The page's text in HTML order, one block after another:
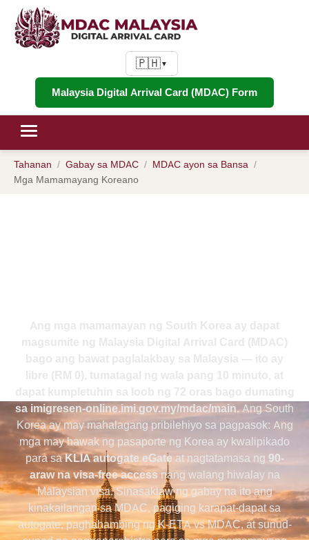
🇵🇭▼
Malaysia Digital Arrival Card (MDAC) Form
Tahanan Gabay sa MDAC
MDAC ayon sa Bansa
Mga Mamamayang Koreano
Malaysia Digital Arrival Card para
sa mga Mamamayang Koreano
sa imigresen-online.imi.gov.my/mdac/main.Ang South
Korea ay may mahalagang pribilehiyo sa pagpasok: Ang
mga may hawak ng pasaporte ng Korea ay kwalipikado
para saKLIA autogate eGate at nagtatamasa ng 90-
araw na visa-free access nang walang hiwalay na
Malaysian visa. Sinasaklaw ng gabay na ito ang
kinakailangan sa MDAC, pagiging karapat-dapat sa
autogate, paghahambing ng K-ETA vs MDAC, at sunud-